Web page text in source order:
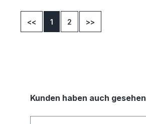
<< 1 2 >>
Kunden haben auch gesehen